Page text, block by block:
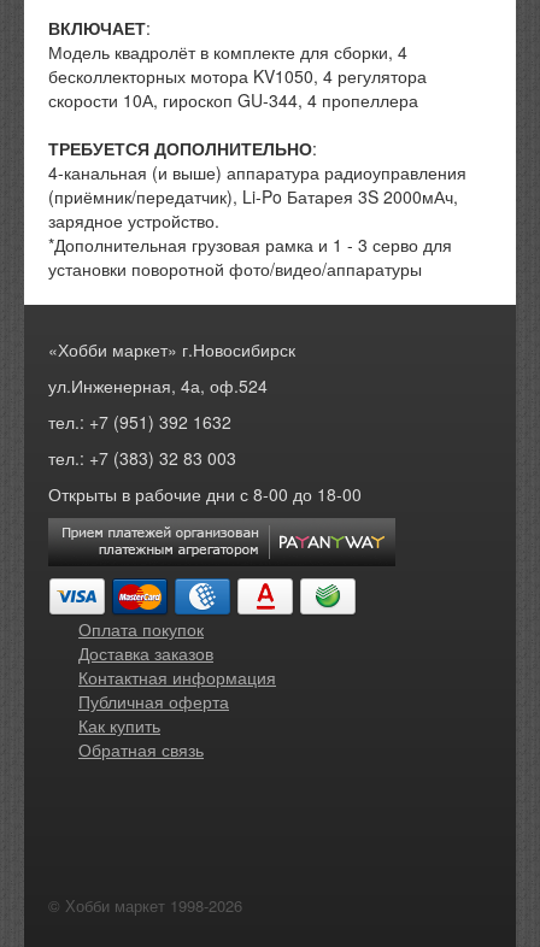
ВКЛЮЧАЕТ:
Модель квадролёт в комплекте для сборки, 4
бесколлекторных мотора KV1050, 4 регулятора
скорости 10А, гироскоп GU-344, 4 пропеллера
ТРЕБУЕТСЯ ДОПОЛНИТЕЛЬНО:
4-канальная (и выше) аппаратура радиоуправления
(приёмник/передатчик), Li-Po Батарея 3S 2000мАч,
зарядное устройство.
*Дополнительная грузовая рамка и 1 - 3 серво для
установки поворотной фото/видео/аппаратуры
«Хобби маркет» г.Новосибирск
ул.Инженерная, 4а, оф.524
тел.: +7 (951) 392 1632
тел.: +7 (383) 32 83 003
Открыты в рабочие дни с 8-00 до 18-00
Оплата покупок
Доставка заказов
Контактная информация
Публичная оферта
Как купить
Обратная связь
© Хобби маркет 1998-2026